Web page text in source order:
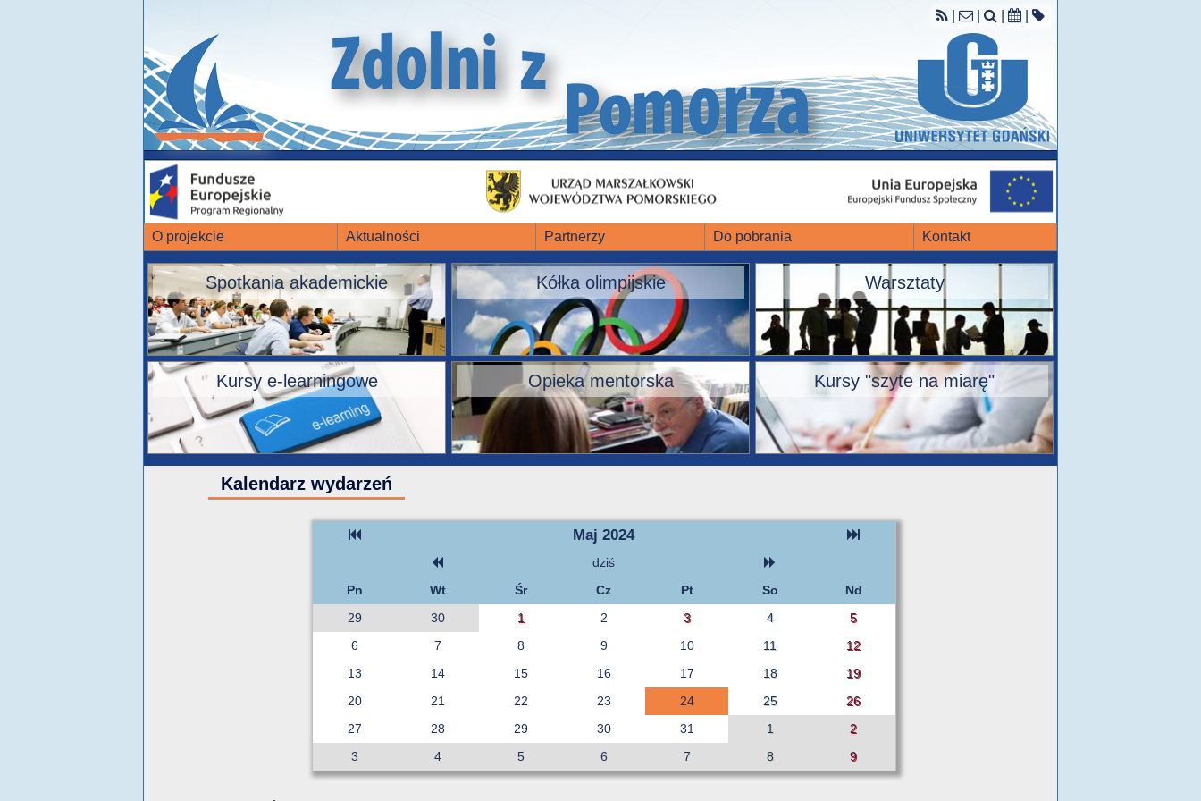
O projekcie Aktualności Partnerzy Do pobrania Kontakt
Spotkania akademickie Kółka olimpijskie Warsztaty
Kursy e-learningowe Opieka mentorska Kursy "szyte na miarę"
Kalendarz wydarzeń
Maj 2024
dziś
Pn
Wt Śr Cz Pt So
Nd
29
30 1 2 3 4
5
6
7 8 9 10 11
12
13
14 15 16 17 18
19
20
21 22 23 24 25
26
27
28 29 30 31 1
2
3
4 5 6 7 8 9